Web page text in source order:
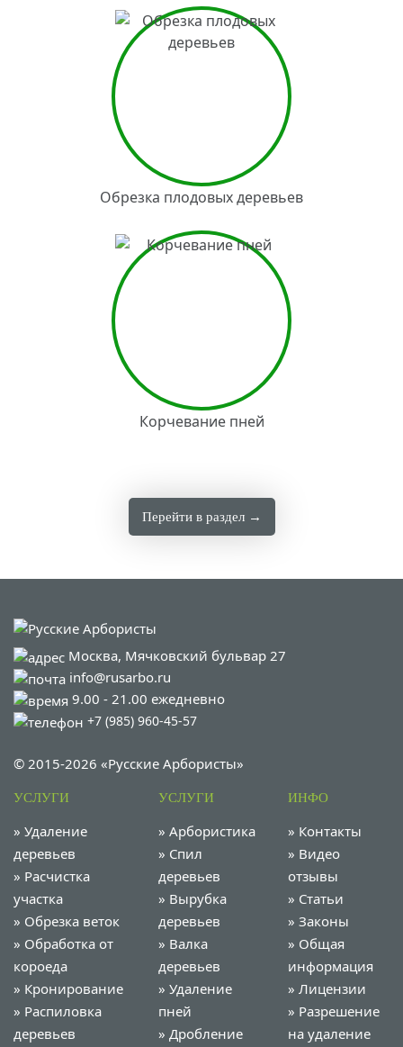
Обрезка плодовых деревьев
Корчевание пней
Перейти в раздел →
Москва, Мячковский бульвар 27
info@rusarbo.ru
9.00 - 21.00 ежедневно
+7 (985) 960-45-57
© 2015-2026 «Русские Арбористы»
УСЛУГИ
» Удаление
деревьев
» Расчистка
участка
» Обрезка веток
» Обработка от
короеда
» Кронирование
» Распиловка
деревьев
УСЛУГИ
» Арбористика
» Спил
деревьев
» Вырубка
деревьев
» Валка
деревьев
» Удаление
пней
» Дробление
ИНФО
» Контакты
» Видео
отзывы
» Статьи
» Законы
» Общая
информация
» Лицензии
» Разрешение
на удаление